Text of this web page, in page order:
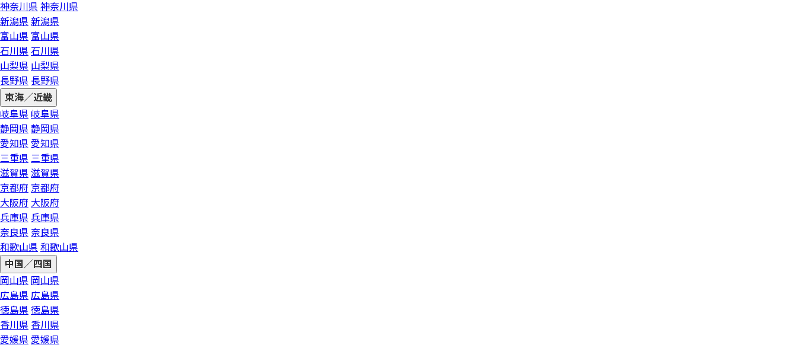
神奈川県 神奈川県
新潟県 新潟県
富山県 富山県
石川県 石川県
山梨県 山梨県
長野県 長野県
東海／近畿
岐阜県 岐阜県
静岡県 静岡県
愛知県 愛知県
三重県 三重県
滋賀県 滋賀県
京都府 京都府
大阪府 大阪府
兵庫県 兵庫県
奈良県 奈良県
和歌山県 和歌山県
中国／四国
岡山県 岡山県
広島県 広島県
徳島県 徳島県
香川県 香川県
愛媛県 愛媛県